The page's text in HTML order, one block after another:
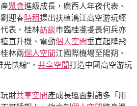
聚會進級成長，廣西人年夜代表、
迎春時租提出扶植漓江高空游玩經
表、桂林訪談市臨桂戔戔長何兵亦
直升機、電動個人空間垂直起降飛
林兩個人空間江國際機場至陽朔、
快線”， 共享空間打造中國高空游玩
財共享空間產成長還面對諸多「用